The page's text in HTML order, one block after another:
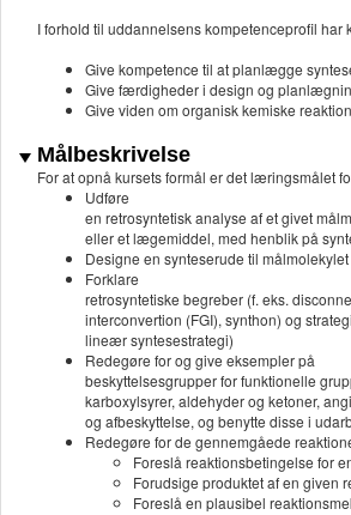
I forhold til uddannelsens kompetenceprofil har
Give kompetence til at planlægge
Give færdigheder i design og
Give viden om organisk kemiske
Målbeskrivelse
For at opnå kursets formål er det læringsmålet
Udføre
en retrosyntetisk analyse af et givet
eller et lægemiddel, med henblik på
Designe en synteserude til
Forklare
retrosyntetiske begreber (f. eks.
interconvertion (FGI), synthon) og
lineær syntesestrategi)
Redegøre for og give eksempler på
beskyttelsesgrupper for funktionelle
karboxylsyrer, aldehyder og ketoner,
og afbeskyttelse, og benytte disse i
Redegøre for de gennemgåede
Foreslå reaktionsbetingelse for
Forudsige produktet af en given
Foreslå en plausibel